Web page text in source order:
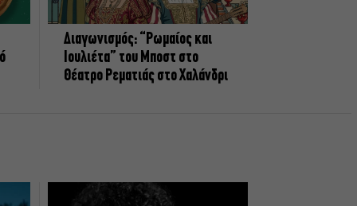
Διαγωνισμός: “Ρωμαίος και
Ιουλιέτα” του Μποστ στο
Θέατρο Ρεματιάς στο Χαλάνδρι